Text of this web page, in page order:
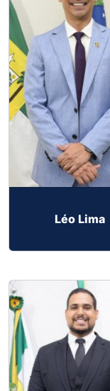
Léo Lima